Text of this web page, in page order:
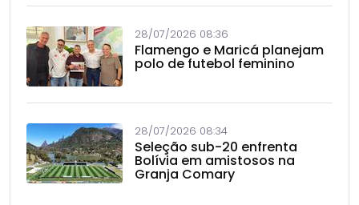
28/07/2026 08:36
Flamengo e Maricá planejam
polo de futebol feminino
28/07/2026 08:34
Seleção sub-20 enfrenta
Bolívia em amistosos na
Granja Comary